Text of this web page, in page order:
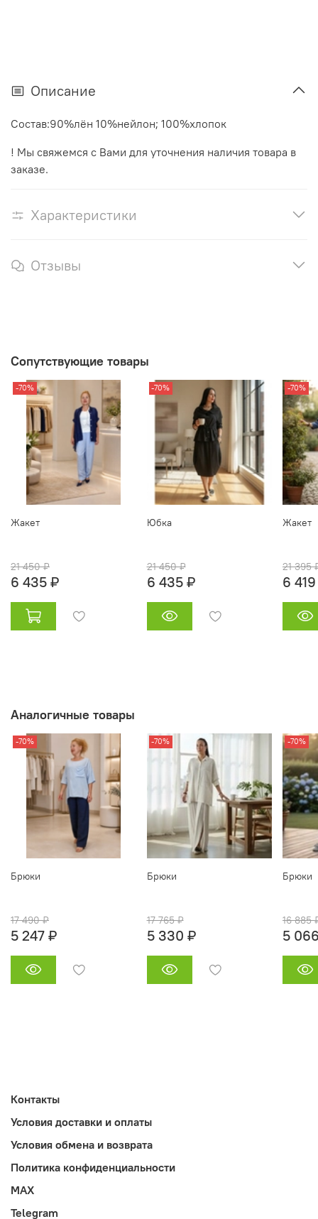
Описание
Состав:90%лён 10%нейлон; 100%хлопок
! Мы свяжемся с Вами для уточнения наличия товара в
заказе.
Характеристики
Отзывы
Сопутствующие товары
-70%
Жакет
21 450 ₽
6 435 ₽
-70%
Юбка
21 450 ₽
6 435 ₽
-70%
Жакет
21 395
6
Аналогичные товары
-70%
Брюки
17 490 ₽
5 247 ₽
-70%
Брюки
17 765 ₽
5 330 ₽
-70%
Брюки
16 885
5
Контакты
Условия доставки и оплаты
Условия обмена и возврата
Политика конфиденциальности
MAX
Telegram